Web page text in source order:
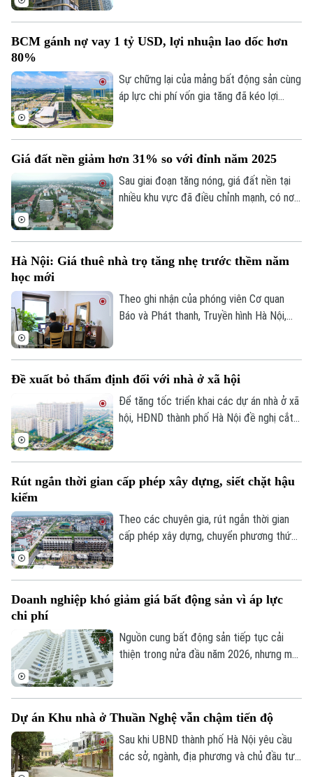
Theo dõi Hà Nội On
Âm nhạc
Liên hệ đường dây nóng (bấm để gọi)
BCM gánh nợ vay 1 tỷ USD, lợi nhuận lao dốc hơn
80%
Sự chững lại của mảng bất động sản cùng
áp lực chi phí vốn gia tăng đã kéo lợi
dư nợ tài chính lên khoảng 1 tỷ USD, cổ
phiếu doanh nghiệp cũng giảm mạnh và lùi
về vùng giá thấp nhất trong 5 năm.
Giá đất nền giảm hơn 31% so với đỉnh năm 2025
Sau giai đoạn tăng nóng, giá đất nền tại
nhiều khu vực đã điều chỉnh mạnh, có nơi
Hà Nội: Giá thuê nhà trọ tăng nhẹ trước thềm năm
học mới
Theo ghi nhận của phóng viên Cơ quan
Báo và Phát thanh, Truyền hình Hà Nội,
Đề xuất bỏ thẩm định đối với nhà ở xã hội
Để tăng tốc triển khai các dự án nhà ở xã
hội, HĐND thành phố Hà Nội đề nghị cắt
nghiệp sẽ được tự động miễn các thủ tục
Rút ngắn thời gian cấp phép xây dựng, siết chặt hậu
kiểm
Theo các chuyên gia, rút ngắn thời gian
cấp phép xây dựng, chuyển phương thức
Doanh nghiệp khó giảm giá bất động sản vì áp lực
chi phí
Nguồn cung bất động sản tiếp tục cải
thiện trong nửa đầu năm 2026, nhưng mặt
dư địa giảm giá bán.
Dự án Khu nhà ở Thuần Nghệ vẫn chậm tiến độ
Sau khi UBND thành phố Hà Nội yêu cầu
các sở, ngành, địa phương và chủ đầu tư